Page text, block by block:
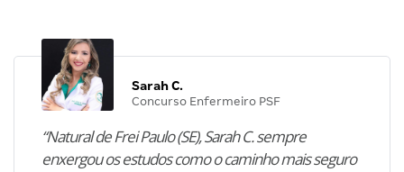
Sarah C.
Concurso Enfermeiro PSF
“Natural de Frei Paulo (SE), Sarah C. sempre
enxergou os estudos como o caminho mais seguro